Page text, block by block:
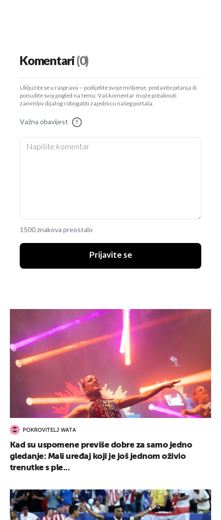
Komentari(0)
Uključite se u raspravu – podijelite svoje mišljenje, postavite pitanja ili
ponudite svoj pogled na temu. Vaš komentar može potaknuti
zanimljiv dijalog i obogatiti zajednicu našeg portala.
Važna obavijest !
1500 znakova preostalo
Prijavite se
POKROVITELJ WATA
Kad su uspomene previše dobre za samo jedno
gledanje: Mali uređaj koji je još jednom oživio
trenutke s ple...